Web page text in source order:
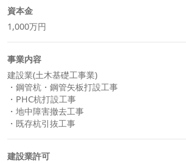
資本金
1,000万円
事業内容
建設業(土木基礎工事業)
・鋼管杭・鋼管矢板打設工事
・PHC杭打設工事
・地中障害撤去工事
・既存杭引抜工事
建設業許可